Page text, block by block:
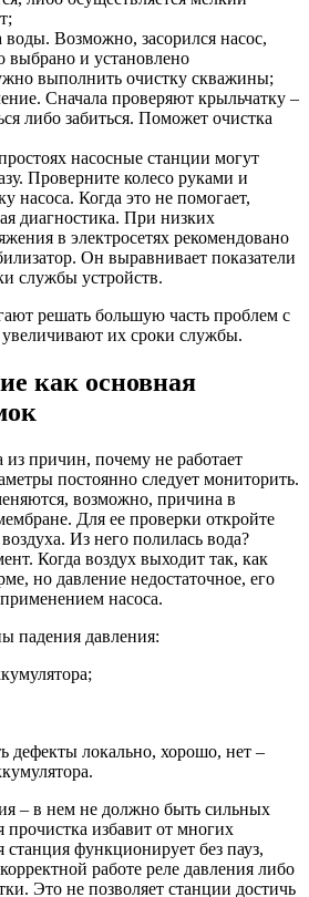
воды. Возможно, засорился насос,
выбрано и установлено
выполнить очистку скважины;
Сначала проверяют крыльчатку –
либо забиться. Поможет очистка
насосные станции могут
Проверните колесо руками и
насоса. Когда это не помогает,
диагностика. При низких
в электросетях рекомендовано
Он выравнивает показатели
службы устройств.
решать большую часть проблем с
их сроки службы.
как основная
из причин, почему не работает
постоянно следует мониторить.
возможно, причина в
Для ее проверки откройте
Из него полилась вода?
Когда воздух выходит так, как
но давление недостаточное, его
насоса.
падения давления:
дефекты локально, хорошо, нет –
– в нем не должно быть сильных
прочистка избавит от многих
функционирует без пауз,
работе реле давления либо
Это не позволяет станции достичь